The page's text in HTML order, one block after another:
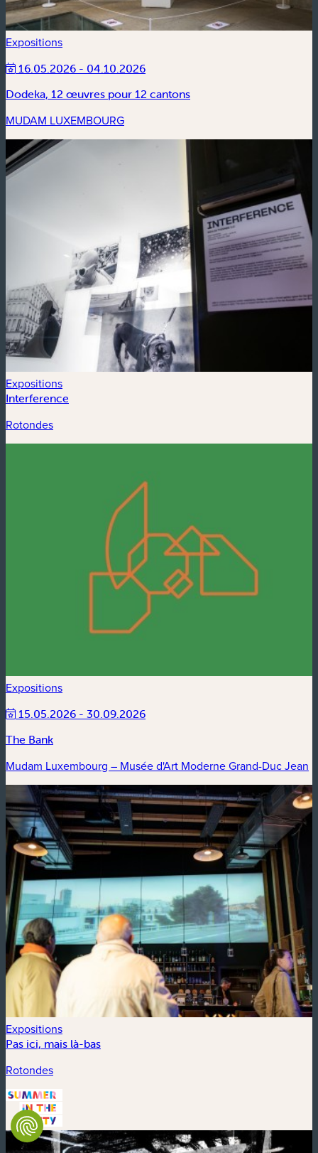
Expositions
16.05.2026 - 04.10.2026
Dodeka, 12 œuvres pour 12 cantons
MUDAM LUXEMBOURG
Expositions
Interference
Rotondes
Expositions
15.05.2026 - 30.09.2026
The Bank
Mudam Luxembourg – Musée d'Art Moderne Grand-Duc Jean
Expositions
Pas ici, mais là-bas
Rotondes